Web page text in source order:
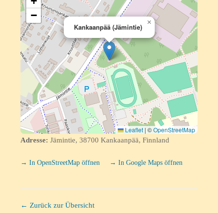
Kankaanpää (Jämintie)
×
−
Leaflet | ©OpenStreetMap
Adresse: Jämintie, 38700 Kankaanpää, Finnland
→ In OpenStreetMap öffnen → In Google Maps öffnen
← Zurück zur Übersicht